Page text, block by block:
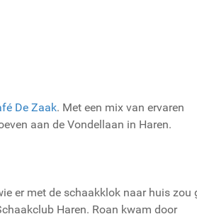
De Zaak. Met een mix van ervaren
aan de Vondellaan in Haren.
er met de schaakklok naar huis zou
Haren. Roan kwam door